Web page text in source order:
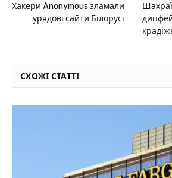
Хакери Anonymous зламали
урядові сайти Білорусі
СХОЖІ СТАТТІ